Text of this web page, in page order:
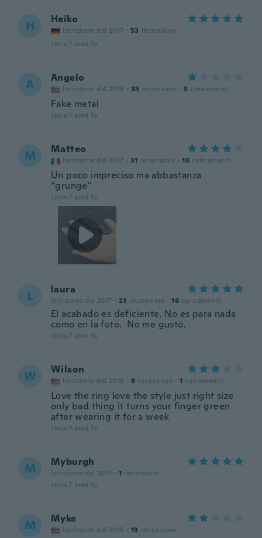
H Heiko
Iscrizione dal 2017 · 53 recensioni
circa 7 anni fa
A Angelo
Iscrizione dal 2018 · 35 recensioni · 3 caricamenti
Fake metal
circa 7 anni fa
M Matteo
Iscrizione dal 2017 · 31 recensioni · 16 caricamenti
Un poco impreciso ma abbastanza
“grunge”
circa 7 anni fa
L laura
Iscrizione dal 2017 · 23 recensioni · 16 caricamenti
El acabado es deficiente. No es para nada
como en la foto. No me gustó.
circa 7 anni fa
W Wilson
Iscrizione dal 2018 · 8 recensioni · 1 caricamenti
Love the ring love the style just right size
only bad thing it turns your finger green
after wearing it for a week
circa 7 anni fa
M Myburgh
Iscrizione dal 2017 · 1 recensioni
circa 7 anni fa
M Myke
Iscrizione dal 2015 · 13 recensioni